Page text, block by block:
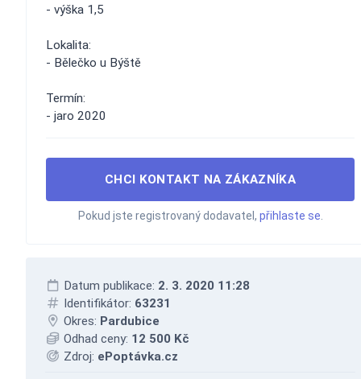
- výška 1,5
Lokalita:
- Bělečko u Býště
Termín:
- jaro 2020
CHCI KONTAKT NA ZÁKAZNÍKA
Pokud jste registrovaný dodavatel, přihlaste se
Datum publikace: 2. 3. 2020 11:28
Identifikátor: 63231
Okres: Pardubice
Odhad ceny: 12 500 Kč
Zdroj: ePoptávka.cz